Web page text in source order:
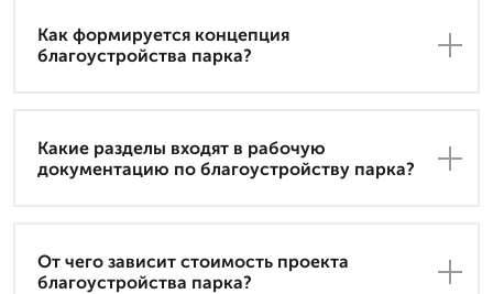
Как формируется концепция
благоустройства парка?
Какие разделы входят в рабочую
документацию по благоустройству парка?
От чего зависит стоимость проекта
благоустройства парка?